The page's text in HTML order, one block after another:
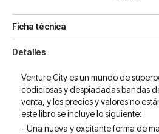
Ficha técnica
Detalles
Venture City es un mundo de
codiciosas y despiadadas bandas
venta, y los precios y valores no
este libro se incluye lo siguiente:
- Una nueva y excitante forma de